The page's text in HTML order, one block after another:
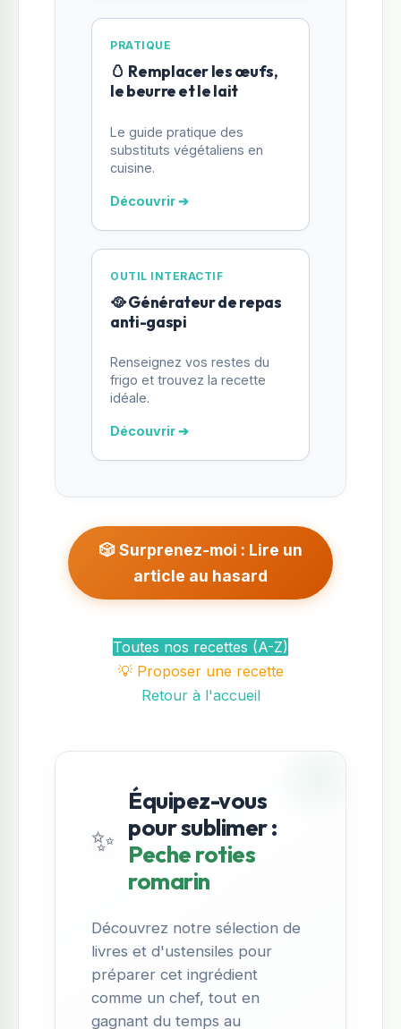
PRATIQUE
🥚 Remplacer les œufs,
le beurre et le lait
Le guide pratique des
substituts végétaliens en
cuisine.
Découvrir ➔
OUTIL INTERACTIF
🥘 Générateur de repas
anti-gaspi
Renseignez vos restes du
frigo et trouvez la recette
idéale.
Découvrir ➔
🎲 Surprenez-moi : Lire un
article au hasard
Toutes nos recettes (A-Z)
💡 Proposer une recette
Retour à l'accueil
✨
Équipez-vous
pour sublimer :
Peche roties
romarin
Découvrez notre sélection de
livres et d'ustensiles pour
préparer cet ingrédient
comme un chef, tout en
gagnant du temps au